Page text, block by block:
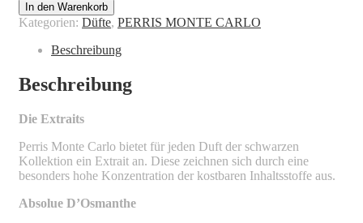
In den Warenkorb
Kategorien: Düfte, PERRIS MONTE CARLO
Beschreibung
Beschreibung
Die Extraits
Perris Monte Carlo bietet für jeden Duft der schwarzen
Kollektion ein Extrait an. Diese zeichnen sich durch eine
besonders hohe Konzentration der kostbaren Inhaltsstoffe aus.
Absolue D’Osmanthe